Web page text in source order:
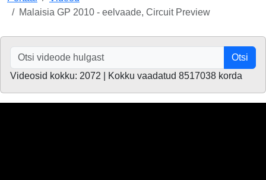
Malaisia GP 2010 - eelvaade, Circuit Preview
Otsi
Videosid kokku: 2072 | Kokku vaadatud 8517038 korda